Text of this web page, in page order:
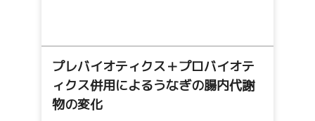
プレバイオティクス＋プロバイオテ
ィクス併用によるうなぎの腸内代謝
物の変化